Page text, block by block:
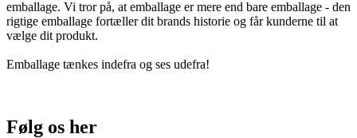
emballage. Vi tror på, at emballage er mere end bare emballage - den
rigtige emballage fortæller dit brands historie og får kunderne til at
vælge dit produkt.
Emballage tænkes indefra og ses udefra!
Følg os her